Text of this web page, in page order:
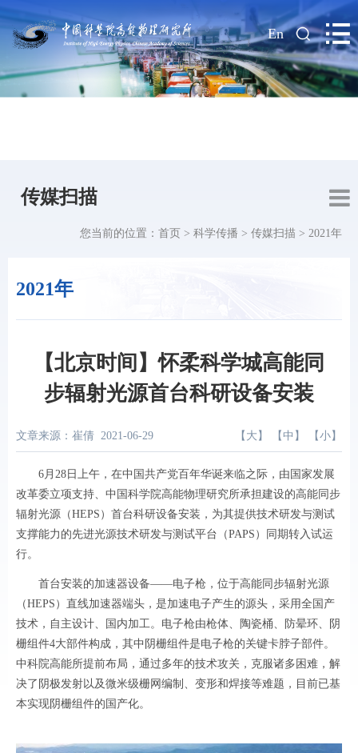
| En
传媒扫描
2021年
您当前的位置： 首页 > 科学传播 > 传媒扫描 > 2021年
【北京时间】怀柔科学城高能同
步辐射光源首台科研设备安装
文章来源：崔倩 2021-06-29 【 大 】 【 中 】 【 小 】
6月28日上午，在中国共产党百年华诞来临之际，由国家发展
改革委立项支持、中国科学院高能物理研究所承担建设的高能同步
辐射光源（HEPS）首台科研设备安装，为其提供技术研发与测试
支撑能力的先进光源技术研发与测试平台（PAPS）同期转入试运
行。
首台安装的加速器设备——电子枪，位于高能同步辐射光源
（HEPS）直线加速器端头，是加速电子产生的源头，采用全国产
技术，自主设计、国内加工。电子枪由枪体、陶瓷桶、防晕环、阴
栅组件4大部件构成，其中阴栅组件是电子枪的关键卡脖子部件。
中科院高能所提前布局，通过多年的技术攻关，克服诸多困难，解
决了阴极发射以及微米级栅网编制、变形和焊接等难题，目前已基
本实现阴栅组件的国产化。